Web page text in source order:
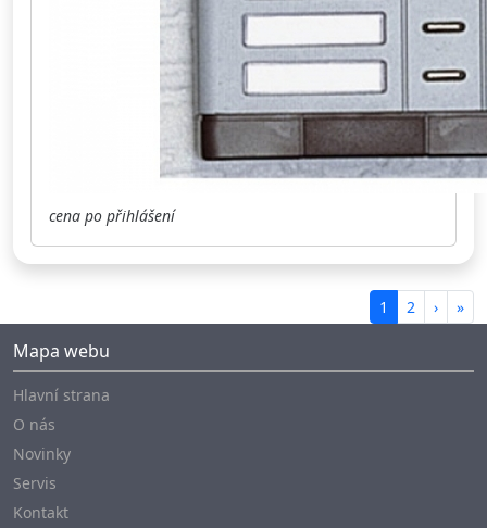
cena po přihlášení
1 2 › »
Mapa webu
Hlavní strana
O nás
Novinky
Servis
Kontakt